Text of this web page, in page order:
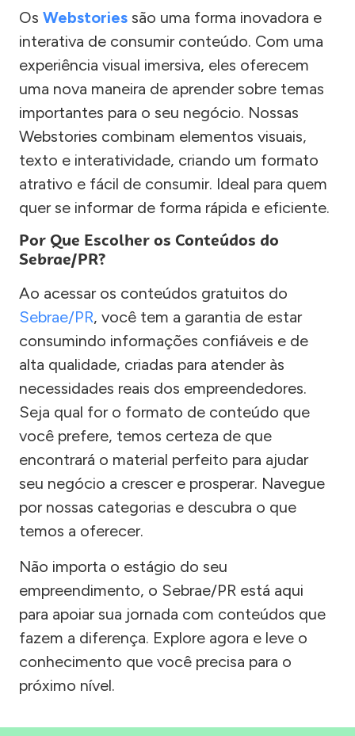
Os Webstories são uma forma inovadora e
interativa de consumir conteúdo. Com uma
experiência visual imersiva, eles oferecem
uma nova maneira de aprender sobre temas
importantes para o seu negócio. Nossas
Webstories combinam elementos visuais,
texto e interatividade, criando um formato
atrativo e fácil de consumir. Ideal para quem
quer se informar de forma rápida e eficiente.
Por Que Escolher os Conteúdos do
Sebrae/PR?
Ao acessar os conteúdos gratuitos do
Sebrae/PR, você tem a garantia de estar
consumindo informações confiáveis e de
alta qualidade, criadas para atender às
necessidades reais dos empreendedores.
Seja qual for o formato de conteúdo que
você prefere, temos certeza de que
encontrará o material perfeito para ajudar
seu negócio a crescer e prosperar. Navegue
por nossas categorias e descubra o que
temos a oferecer.
Não importa o estágio do seu
empreendimento, o Sebrae/PR está aqui
para apoiar sua jornada com conteúdos que
fazem a diferença. Explore agora e leve o
conhecimento que você precisa para o
próximo nível.